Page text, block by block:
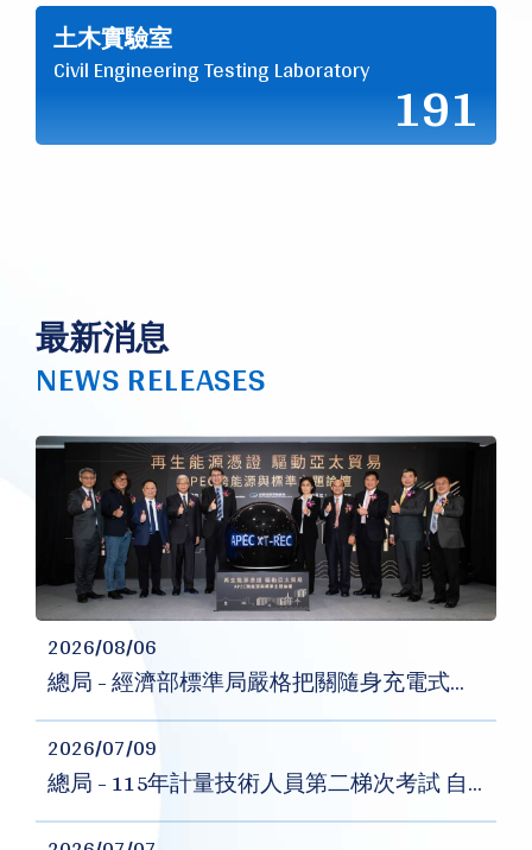
土木實驗室
Civil Engineering Testing Laboratory 191
最新消息
NEWS RELEASES
2026/08/06
總局 - 經濟部標準局嚴格把關隨身充電式電器商品安全
2026/07/09
總局 - 115年計量技術人員第二梯次考試 自7月13日起開放報名